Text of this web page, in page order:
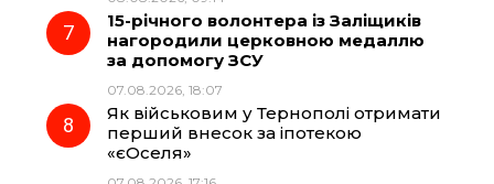
15-річного волонтера із Заліщиків
нагородили церковною медаллю
за допомогу ЗСУ
07.08.2026, 18:07
Як військовим у Тернополі отримати
перший внесок за іпотекою
«єОселя»